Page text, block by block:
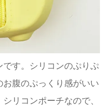
す。シリコンのぷりぷ
腹のぷっくり感がいい
リコンポーチなので、